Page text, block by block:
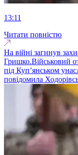
13:11
Читати повністю
На війні загинув
Гришко.Військовий
під Куп’янськом
повідомила